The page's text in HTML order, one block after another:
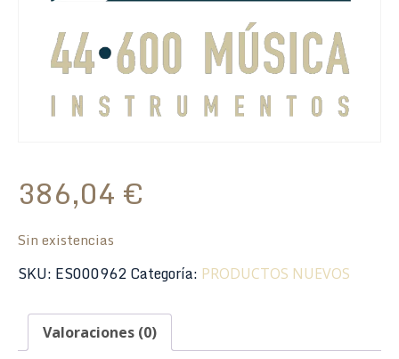
386,04 €
Sin existencias
SKU: ES000962Categoría: PRODUCTOS NUEVOS
Valoraciones (0)